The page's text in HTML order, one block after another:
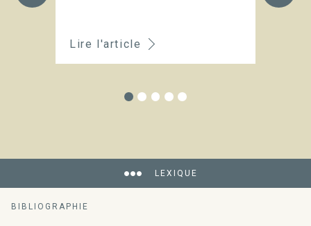
Lire l'article
LEXIQUE
BIBLIOGRAPHIE